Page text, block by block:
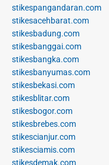
stikespangandaran.com
stikesacehbarat.com
stikesbadung.com
stikesbanggai.com
stikesbangka.com
stikesbanyumas.com
stikesbekasi.com
stikesblitar.com
stikesbogor.com
stikesbrebes.com
stikescianjur.com
stikesciamis.com
stikesdemak.com